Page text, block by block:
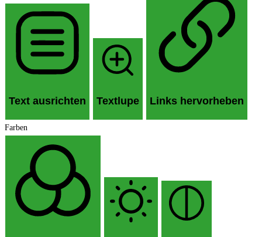
Text ausrichten Textlupe Links hervorheben
Farben